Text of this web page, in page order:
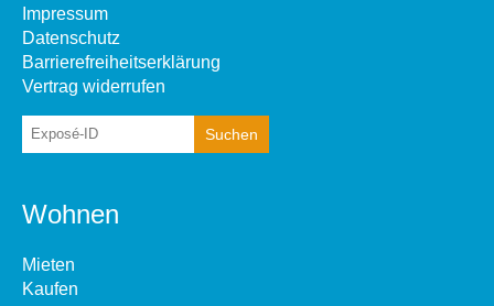
Impressum
Datenschutz
Barrierefreiheitserklärung
Vertrag widerrufen
Wohnen
Mieten
Kaufen